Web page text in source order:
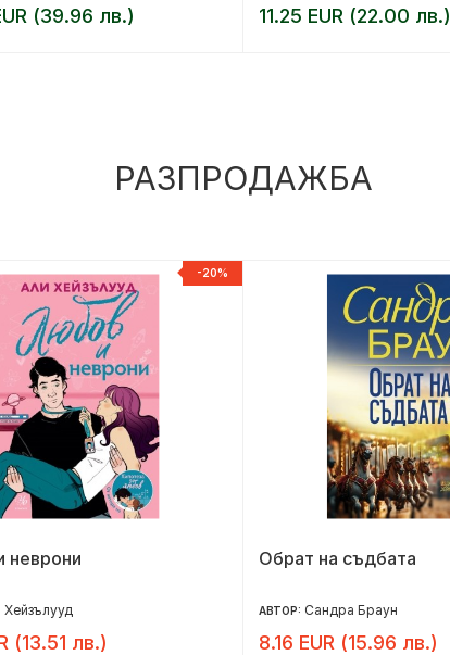
(39.96 лв.) 11.25 EUR (22.00 лв.)
РАЗПРОДАЖБА
-20%
неврони
Хейзълууд
(13.51 лв.)
Обрат на съдбата
АВТОР: Сандра Браун
8.16 EUR (15.96 лв.)